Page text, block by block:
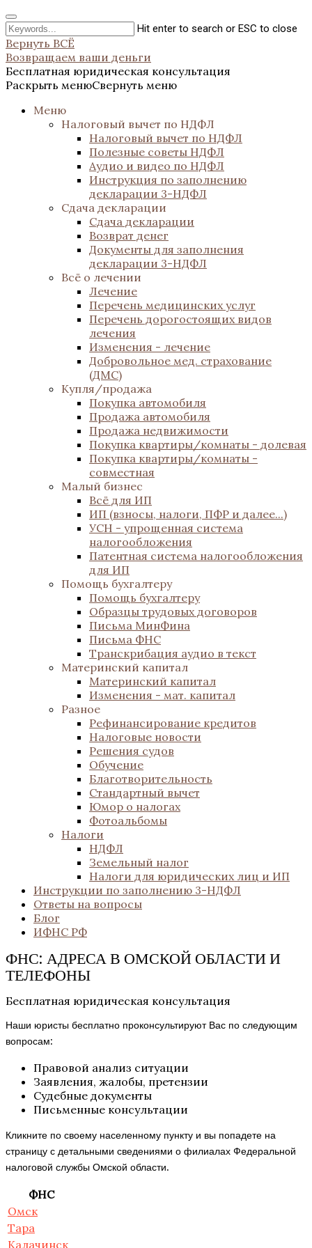
Hit enter to search or ESC to close
Вернуть ВСЁ
Возвращаем ваши деньги
Бесплатная юридическая консультация
Раскрыть менюСвернуть меню
Меню
Налоговый вычет по НДФЛ
Налоговый вычет по НДФЛ
Полезные советы НДФЛ
Аудио и видео по НДФЛ
Инструкция по заполнению
декларации 3-НДФЛ
Сдача декларации
Сдача декларации
Возврат денег
Документы для заполнения
декларации 3-НДФЛ
Всё о лечении
Лечение
Перечень медицинских услуг
Перечень дорогостоящих видов
лечения
Изменения - лечение
Добровольное мед. страхование
(ДМС)
Купля/продажа
Покупка автомобиля
Продажа автомобиля
Продажа недвижимости
Покупка квартиры/комнаты - долевая
Покупка квартиры/комнаты -
совместная
Малый бизнес
Всё для ИП
ИП (взносы, налоги, ПФР и далее...)
УСН - упрощенная система
налогообложения
Патентная система налогообложения
для ИП
Помощь бухгалтеру
Помощь бухгалтеру
Образцы трудовых договоров
Письма МинФина
Письма ФНС
Транскрибация аудио в текст
Материнский капитал
Материнский капитал
Изменения - мат. капитал
Разное
Рефинансирование кредитов
Налоговые новости
Решения судов
Обучение
Благотворительность
Стандартный вычет
Юмор о налогах
Фотоальбомы
Налоги
НДФЛ
Земельный налог
Налоги для юридических лиц и ИП
Инструкции по заполнению 3-НДФЛ
Ответы на вопросы
Блог
ИФНС РФ
ФНС: АДРЕСА В ОМСКОЙ ОБЛАСТИ И
ТЕЛЕФОНЫ
Бесплатная юридическая консультация
Наши юристы бесплатно проконсультируют Вас по следующим
вопросам:
Правовой анализ ситуации
Заявления, жалобы, претензии
Судебные документы
Письменные консультации
Кликните по своему населенному пункту и вы попадете на
страницу с детальными сведениями о филиалах Федеральной
налоговой службы Омской области.
ФНС
Омск
Тара
Калачинск